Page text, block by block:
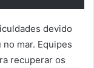
devido
mar. Equipes
recuperar os